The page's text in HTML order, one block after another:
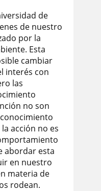
de
de nuestro
por la
Esta
cambiar
interés con
las
no son
acción no es
abordar esta
en nuestro
materia de
rodean.